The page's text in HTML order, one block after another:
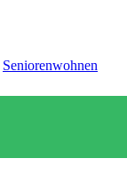
Seniorenwohnen